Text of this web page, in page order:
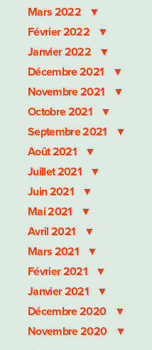
Mars 2022
Février 2022
Janvier 2022
Décembre 2021
Novembre 2021
Octobre 2021
Septembre 2021
Août 2021
Juillet 2021
Juin 2021
Mai 2021
Avril 2021
Mars 2021
Février 2021
Janvier 2021
Décembre 2020
Novembre 2020